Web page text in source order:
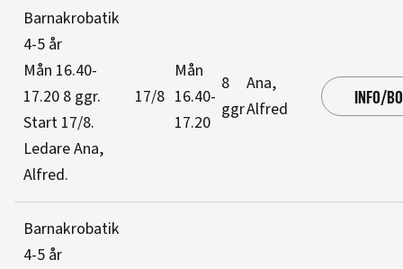
Barnakrobatik
4-5 år
Mån 16.40-
17.20 8 ggr.
Start 17/8.
Ledare Ana,
Alfred.
17/8
Mån
16.40-
17.20
8
ggr
Ana,
Alfred
INFO/
Barnakrobatik
4-5 år